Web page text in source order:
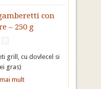
con
– 250 g
grill, cu dovlecel si
gras)
mult